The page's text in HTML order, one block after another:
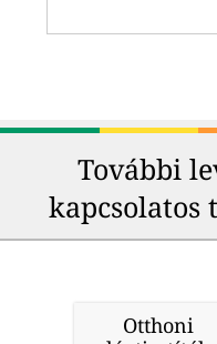
További
kapcsolatos
Otthoni